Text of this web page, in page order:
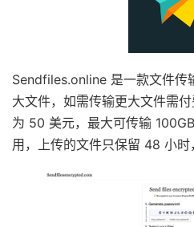
Sendfiles.online 是一款文件传
大文件，如需传输更大文件需
为 50 美元，最大可传输
用，上传的文件只保留 48 小时